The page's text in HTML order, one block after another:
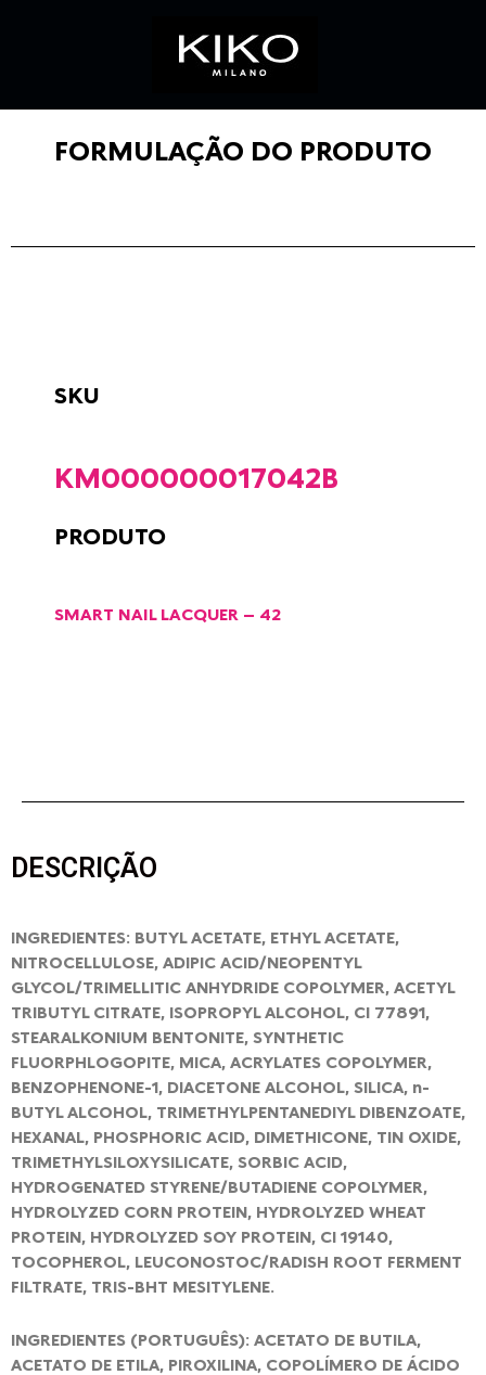
FORMULAÇÃO DO PRODUTO
SKU
KM000000017042B
PRODUTO
SMART NAIL LACQUER – 42
DESCRIÇÃO
INGREDIENTES: BUTYL ACETATE, ETHYL ACETATE,
NITROCELLULOSE, ADIPIC ACID/NEOPENTYL
GLYCOL/TRIMELLITIC ANHYDRIDE COPOLYMER, ACETYL
TRIBUTYL CITRATE, ISOPROPYL ALCOHOL, CI 77891,
STEARALKONIUM BENTONITE, SYNTHETIC
FLUORPHLOGOPITE, MICA, ACRYLATES COPOLYMER,
BENZOPHENONE-1, DIACETONE ALCOHOL, SILICA, n-
BUTYL ALCOHOL, TRIMETHYLPENTANEDIYL DIBENZOATE,
HEXANAL, PHOSPHORIC ACID, DIMETHICONE, TIN OXIDE,
TRIMETHYLSILOXYSILICATE, SORBIC ACID,
HYDROGENATED STYRENE/BUTADIENE COPOLYMER,
HYDROLYZED CORN PROTEIN, HYDROLYZED WHEAT
PROTEIN, HYDROLYZED SOY PROTEIN, CI 19140,
TOCOPHEROL, LEUCONOSTOC/RADISH ROOT FERMENT
FILTRATE, TRIS-BHT MESITYLENE.
INGREDIENTES (PORTUGUÊS): ACETATO DE BUTILA,
ACETATO DE ETILA, PIROXILINA, COPOLÍMERO DE ÁCIDO